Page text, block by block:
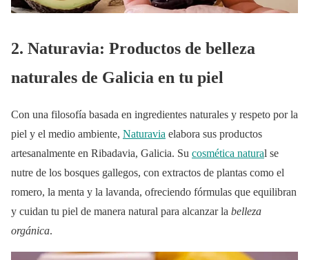
2. Naturavia: Productos de belleza
naturales de Galicia en tu piel
Con una filosofía basada en ingredientes naturales y respeto por la
piel y el medio ambiente, Naturavia elabora sus productos
artesanalmente en Ribadavia, Galicia. Su cosmética natural se
nutre de los bosques gallegos, con extractos de plantas como el
romero, la menta y la lavanda, ofreciendo fórmulas que equilibran
y cuidan tu piel de manera natural para alcanzar la belleza
orgánica.